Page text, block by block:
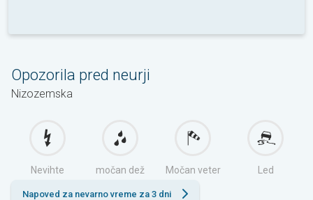
Opozorila pred neurji
Nizozemska
Nevihte močan dež Močan veter Led
Napoved za nevarno vreme za 3 dni